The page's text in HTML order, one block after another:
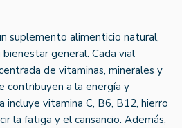
suplemento alimenticio natural,
general. Cada vial
de vitaminas, minerales y
contribuyen a la energía y
incluye vitamina C, B6, B12, hierro
la fatiga y el cansancio. Además,